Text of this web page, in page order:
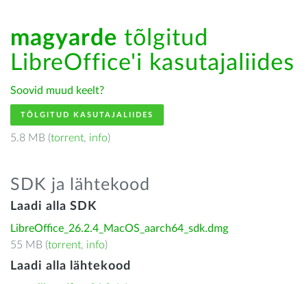
magyarde tõlgitud
LibreOffice'i kasutajaliides
Soovid muud keelt?
TÕLGITUD KASUTAJALIIDES
5.8 MB (torrent, info)
SDK ja lähtekood
Laadi alla SDK
LibreOffice_26.2.4_MacOS_aarch64_sdk.dmg
55 MB (torrent, info)
Laadi alla lähtekood